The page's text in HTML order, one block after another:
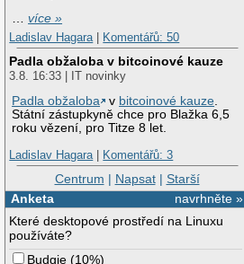
…více »
Ladislav Hagara| Komentářů: 50
Padla obžaloba v bitcoinové kauze
3.8. 16:33 | IT novinky
Padla obžaloba
v bitcoinové kauze.
Státní zástupkyně chce pro Blažka 6,5
roku vězení, pro Titze 8 let.
Ladislav Hagara| Komentářů: 3
Centrum | Napsat| Starší
navrhněte »
Anketa
Které desktopové prostředí na Linuxu
používáte?
Budgie (10%)